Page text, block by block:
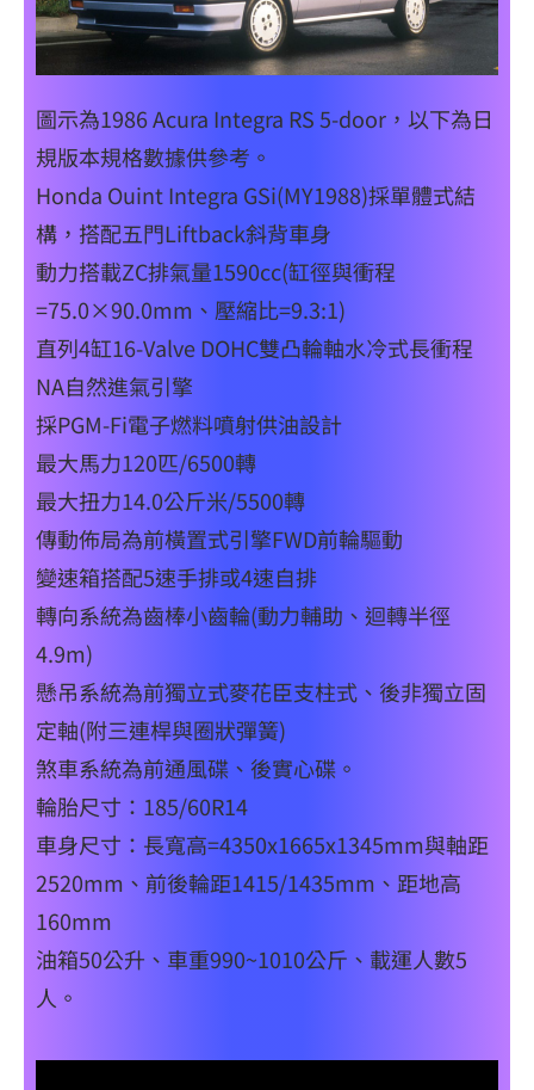
圖示為1986 Acura Integra RS 5-door，以下為日
規版本規格數據供參考。
Honda Ouint Integra GSi(MY1988)採單體式結
構，搭配五門Liftback斜背車身
動力搭載ZC排氣量1590cc(缸徑與衝程
=75.0×90.0mm、壓縮比=9.3:1)
直列4缸16-Valve DOHC雙凸輪軸水冷式長衝程
NA自然進氣引擎
採PGM-Fi電子燃料噴射供油設計
最大馬力120匹/6500轉
最大扭力14.0公斤米/5500轉
傳動佈局為前橫置式引擎FWD前輪驅動
變速箱搭配5速手排或4速自排
轉向系統為齒棒小齒輪(動力輔助、迴轉半徑
4.9m)
懸吊系統為前獨立式麥花臣支柱式、後非獨立固
定軸(附三連桿與圈狀彈簧)
煞車系統為前通風碟、後實心碟。
輪胎尺寸：185/60R14
車身尺寸：長寬高=4350x1665x1345mm與軸距
2520mm、前後輪距1415/1435mm、距地高
160mm
油箱50公升、車重990~1010公斤、載運人數5
人。